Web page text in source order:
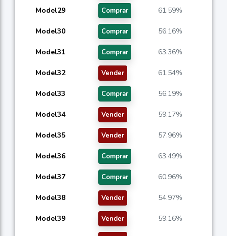
Model29 Comprar 61.59%
Model30 Comprar 56.16%
Model31 Comprar 63.36%
Model32 Vender 61.54%
Model33 Comprar 56.19%
Model34 Vender 59.17%
Model35 Vender 57.96%
Model36 Comprar 63.49%
Model37 Comprar 60.96%
Model38 Vender 54.97%
Model39 Vender 59.16%